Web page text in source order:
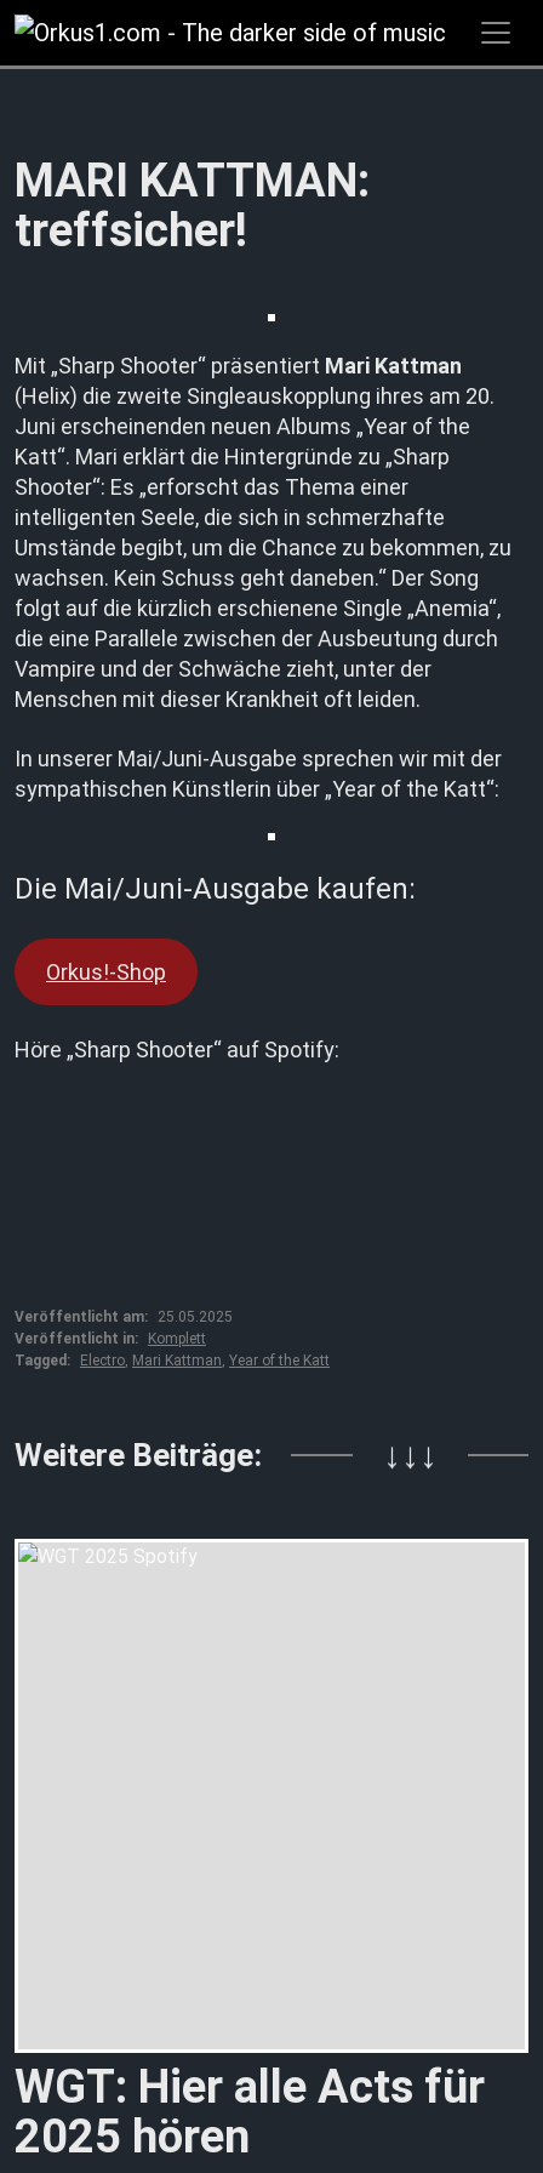
Zum
Inhalt
springen
MARI KATTMAN:
treffsicher!
Mit „Sharp Shooter“ präsentiert Mari Kattman
(Helix) die zweite Singleauskopplung ihres am 20.
Juni erscheinenden neuen Albums „Year of the
Katt“. Mari erklärt die Hintergründe zu „Sharp
Shooter“: Es „erforscht das Thema einer
intelligenten Seele, die sich in schmerzhafte
Umstände begibt, um die Chance zu bekommen, zu
wachsen. Kein Schuss geht daneben.“ Der Song
folgt auf die kürzlich erschienene Single „Anemia“,
die eine Parallele zwischen der Ausbeutung durch
Vampire und der Schwäche zieht, unter der
Menschen mit dieser Krankheit oft leiden.
In unserer Mai/Juni-Ausgabe sprechen wir mit der
sympathischen Künstlerin über „Year of the Katt“:
Die Mai/Juni-Ausgabe kaufen:
Orkus!-Shop
Höre „Sharp Shooter“ auf Spotify:
Veröffentlicht am:
25.05.2025
Veröffentlicht in:
Komplett
Tagged:
Electro, Mari Kattman, Year of the Katt
Weitere Beiträge: ↓↓↓
WGT: Hier alle Acts für
2025 hören